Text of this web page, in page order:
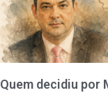
Quem decidiu por